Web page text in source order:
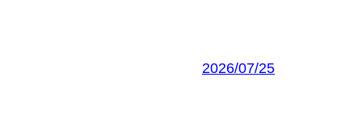
2026/07/25